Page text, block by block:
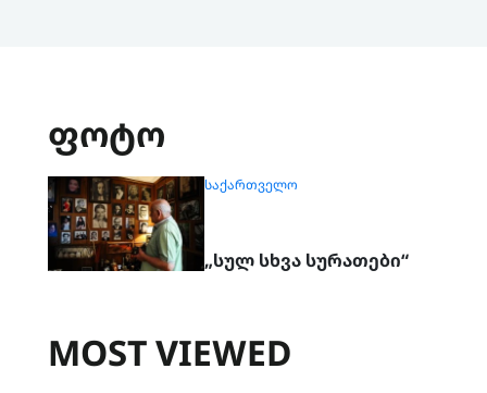
ფოტო
ᲡᲐᲥᲐᲠᲗᲕᲔᲚᲝ
„სულ სხვა სურათები“
MOST VIEWED